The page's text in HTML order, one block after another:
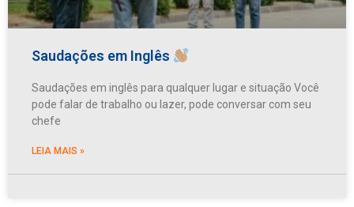
Saudações em Inglês
Saudações em inglês para qualquer lugar e situação Você
pode falar de trabalho ou lazer, pode conversar com seu
chefe
LEIA MAIS »